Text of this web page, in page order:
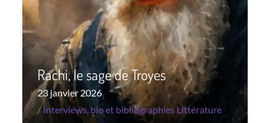
Rachi, le sage de Troyes
Posted
on
23 janvier 2026
Interviews, bio et bibliographies Littérature